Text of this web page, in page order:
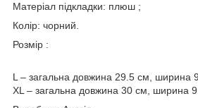
Матеріал підкладки: плюш ;
Колір: чорний.
Розмір :
L – загальна довжина 29.5 см, ширина
XL – загальна довжина 30 см, ширина